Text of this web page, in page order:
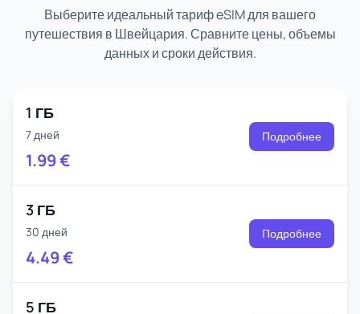
Выберите идеальный тариф eSIM для вашего
путешествия в Швейцария. Сравните цены, объемы
данных и сроки действия.
1 ГБ
7 дней
1.99€
Подробнее
3 ГБ
30 дней
4.49€
Подробнее
5 ГБ